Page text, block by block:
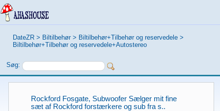
DateZR > Biltilbehør > Biltilbehør+Tilbehør og reservedele >
Biltilbehør+Tilbehør og reservedele+Autostereo
Søg:
Rockford Fosgate, Subwoofer Sælger mit fine
sæt af Rockford forstærkere og sub fra s..